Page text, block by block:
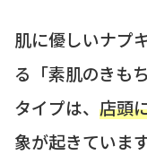
肌に優しいナプ
る「素肌のきも
タイプは、 店頭
象が起きています